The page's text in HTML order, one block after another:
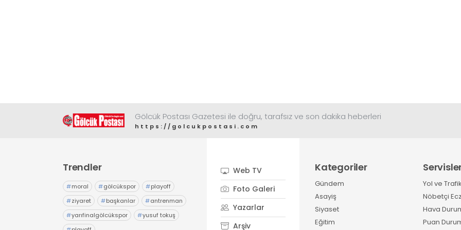
Gölcük Postası Gazetesi ile doğru, tarafsız ve son dakika heberleri
https://golcukpostasi.com
Trendler
#moral #gölcükspor #playoff
#ziyaret #başkanlar #antrenman
#yarıfinalgölcükspor #yusuf tokuş
Web TV
Foto Galeri
Yazarlar
Arşiv
Kategoriler
Gündem
Asayiş
Siyaset
Eğitim
Yol ve
Nöbetçi
Hava
Puan